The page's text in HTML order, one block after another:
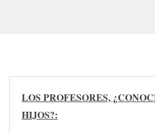
LOS PROFESORES,
HIJOS?: